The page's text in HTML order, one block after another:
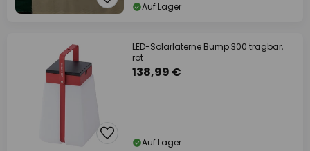
Auf Lager
LED-Solarlaterne Bump 300 tragbar,
rot
138,99 €
Auf Lager